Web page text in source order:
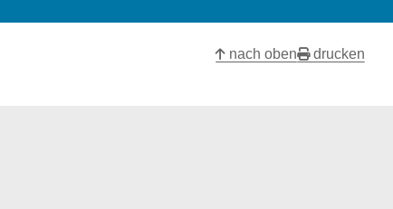
nach oben drucken